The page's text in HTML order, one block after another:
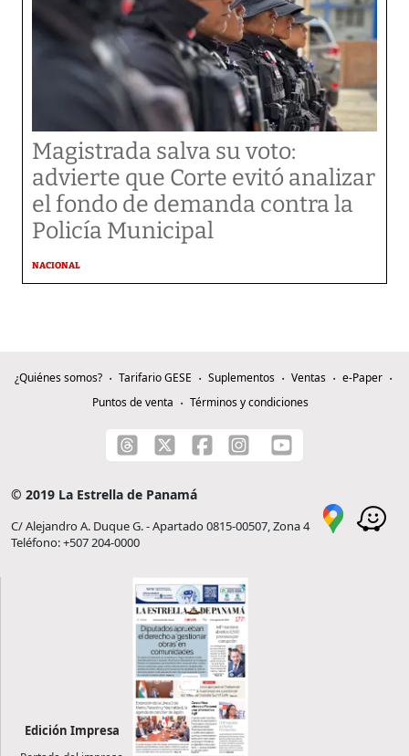
Magistrada salva su voto:
advierte que Corte evitó analizar
el fondo de demanda contra la
Policía Municipal
NACIONAL
¿Quiénes somos? Tarifario GESE Suplementos Ventas
e-Paper
Puntos de venta
Términos y condiciones
© 2019 La Estrella de Panamá
C/ Alejandro A. Duque G. - Apartado 0815-00507, Zona 4
Teléfono: +507 204-0000
Edición Impresa